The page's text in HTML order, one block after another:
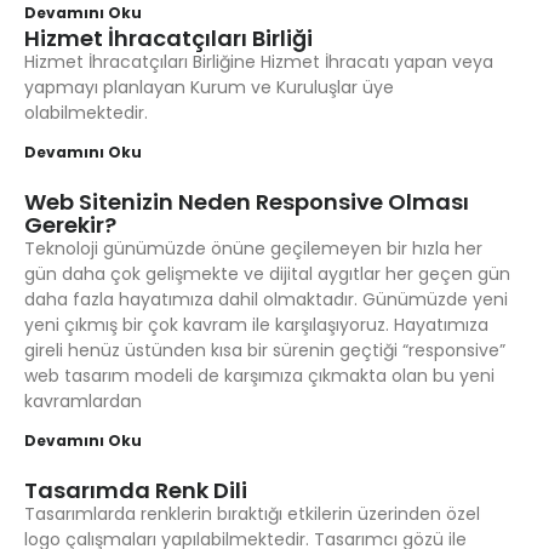
Devamını Oku
Hizmet İhracatçıları Birliği
Hizmet İhracatçıları Birliğine Hizmet İhracatı yapan veya
yapmayı planlayan Kurum ve Kuruluşlar üye
olabilmektedir.
Devamını Oku
Web Sitenizin Neden Responsive Olması
Gerekir?
Teknoloji günümüzde önüne geçilemeyen bir hızla her
gün daha çok gelişmekte ve dijital aygıtlar her geçen gün
daha fazla hayatımıza dahil olmaktadır. Günümüzde yeni
yeni çıkmış bir çok kavram ile karşılaşıyoruz. Hayatımıza
gireli henüz üstünden kısa bir sürenin geçtiği “responsive”
web tasarım modeli de karşımıza çıkmakta olan bu yeni
kavramlardan
Devamını Oku
Tasarımda Renk Dili
Tasarımlarda renklerin bıraktığı etkilerin üzerinden özel
logo çalışmaları yapılabilmektedir. Tasarımcı gözü ile